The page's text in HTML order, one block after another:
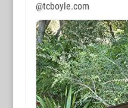
@tcboyle.com